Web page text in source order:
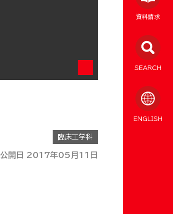
資料請求
SEARCH
ENGLISH
臨床工学科
公開日 2017年05月11日